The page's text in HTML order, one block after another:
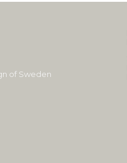
of Sweden